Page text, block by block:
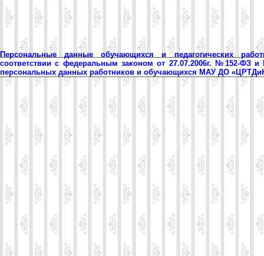
Персональные данные обучающихся и педагогических
соответствии с федеральным законом от 27.07.2006г. №152-ФЗ
персональных данных работников и обучающихся МАУ ДО